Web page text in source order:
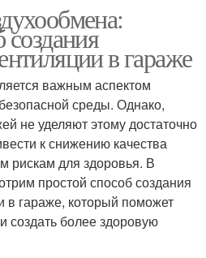
в гараже
важным аспектом
среды. Однако,
не уделяют этому достаточно
к снижению качества
рискам для здоровья. В
простой способ создания
в гараже, который поможет
создать более здоровую